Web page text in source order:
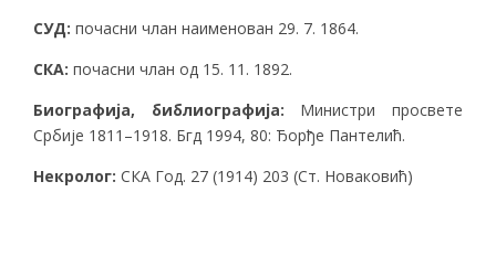
СУД: почасни члан наименован 29. 7. 1864.
СКА: почасни члан од 15. 11. 1892.
Биографија, библиографија: Министри просвете
Србије 1811–1918. Бгд 1994, 80: Ђорђе Пантелић.
Некролог: СКА Год. 27 (1914) 203 (Ст. Новаковић)